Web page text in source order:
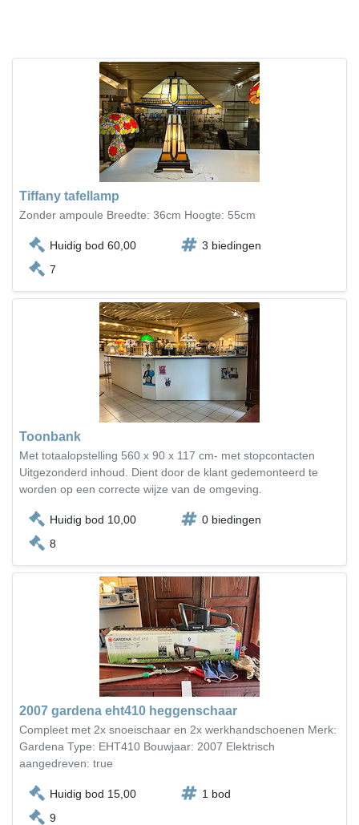
Tiffany tafellamp
Zonder ampoule Breedte: 36cm Hoogte: 55cm
Huidig bod 60,00
3 biedingen
7
Toonbank
Met totaalopstelling 560 x 90 x 117 cm- met stopcontacten
Uitgezonderd inhoud. Dient door de klant gedemonteerd te
worden op een correcte wijze van de omgeving.
Huidig bod 10,00
0 biedingen
8
2007 gardena eht410 heggenschaar
Compleet met 2x snoeischaar en 2x werkhandschoenen Merk:
Gardena Type: EHT410 Bouwjaar: 2007 Elektrisch
aangedreven: true
Huidig bod 15,00
1 bod
9